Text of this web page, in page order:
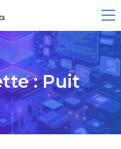
:Puit